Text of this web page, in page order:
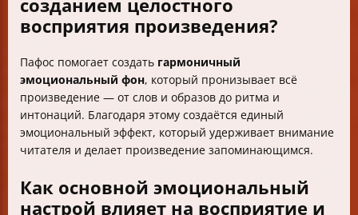
восприятия произведения?
Пафос помогает создать гармоничный
эмоциональный фон, который пронизывает всё
произведение — от слов и образов до ритма и
интонаций. Благодаря этому создаётся единый
эмоциональный эффект, который удерживает внимание
читателя и делает произведение запоминающимся.
Как основной эмоциональный
настрой влияет на восприятие и